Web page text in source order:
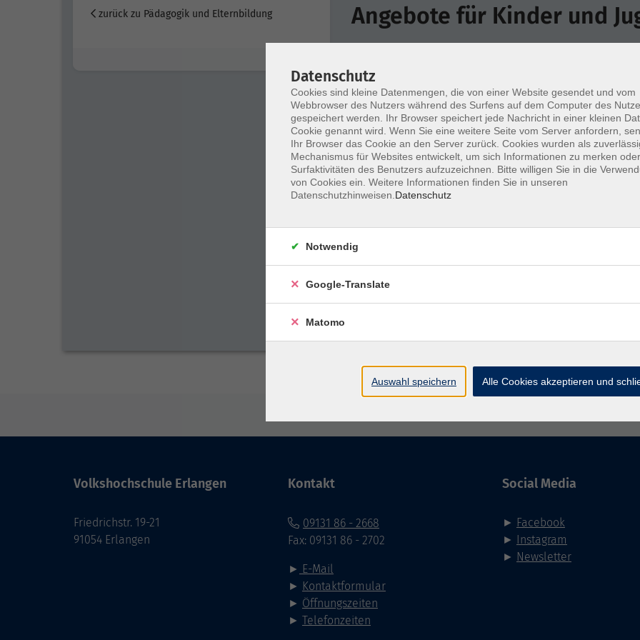
zurück zu Pädagogik und Elternbildung Angebote für Kinder und
Der Medienführerschein für Kinder (9–14
Jahre) (Online-Kurs)
Superhirn – Vokabeln lernen im
Volkshochschule Erlangen
Friedrichstr. 19-21
91054 Erlangen
Kontakt
09131 86 - 2668
Fax: 09131 86 - 2702
► E-Mail
► Kontaktformular
► Öffnungszeiten
► Telefonzeiten
Social Media
► Facebook
► Instagram
► Newsletter
Datenschutz
Cookies sind kleine Datenmengen, die von einer Website gesendet und vom
Webbrowser des Nutzers während des Surfens auf dem Computer des
gespeichert werden. Ihr Browser speichert jede Nachricht in einer kleinen
Cookie genannt wird. Wenn Sie eine weitere Seite vom Server anfordern,
Ihr Browser das Cookie an den Server zurück. Cookies wurden als
Mechanismus für Websites entwickelt, um sich Informationen zu merken
Surfaktivitäten des Benutzers aufzuzeichnen. Bitte willigen Sie in die
von Cookies ein. Weitere Informationen finden Sie in unseren
Datenschutzhinweisen. Datenschutz
Notwendig
Google-Translate
Matomo
Auswahl speichern Alle Cookies akzeptieren und